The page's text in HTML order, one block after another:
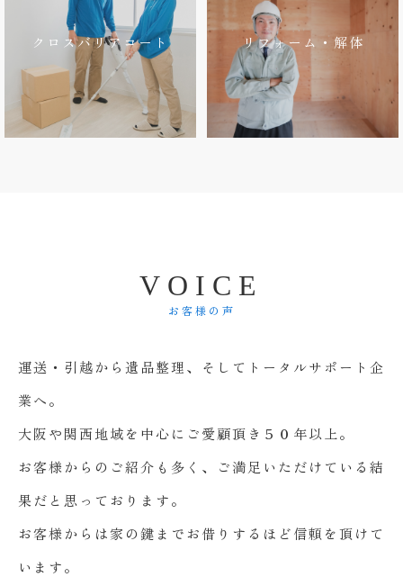
クロスバリアコート リフォーム・解体
V O I C E
お客様の声
運送・引越から遺品整理、そしてトータルサポート企
業へ。
大阪や関西地域を中心にご愛顧頂き５０年以上。
お客様からのご紹介も多く、ご満足いただけている結
果だと思っております。
お客様からは家の鍵までお借りするほど信頼を頂けて
います。